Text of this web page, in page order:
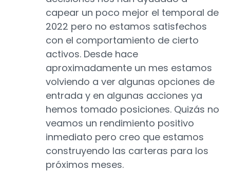
capear un poco mejor el temporal de
2022 pero no estamos satisfechos
con el comportamiento de cierto
activos. Desde hace
aproximadamente un mes estamos
volviendo a ver algunas opciones de
entrada y en algunas acciones ya
hemos tomado posiciones. Quizás no
veamos un rendimiento positivo
inmediato pero creo que estamos
construyendo las carteras para los
próximos meses.